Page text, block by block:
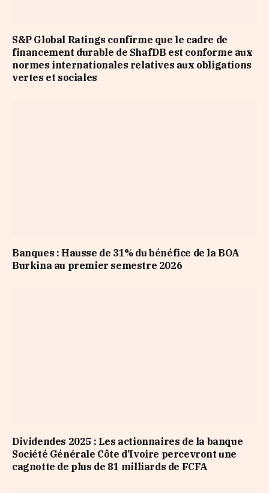
S&P Global Ratings confirme que le cadre de
financement durable de ShafDB est conforme aux
normes internationales relatives aux obligations
vertes et sociales
Banques : Hausse de 31% du bénéfice de la BOA
Burkina au premier semestre 2026
Dividendes 2025 : Les actionnaires de la banque
Société Générale Côte d’Ivoire percevront une
cagnotte de plus de 81 milliards de FCFA